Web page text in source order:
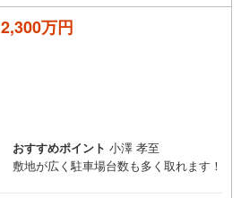
2,300万円
おすすめポイント 小澤 孝至
敷地が広く駐車場台数も多く取れます！